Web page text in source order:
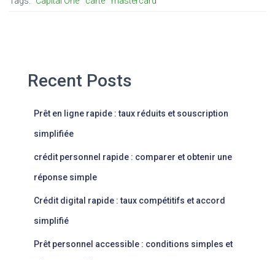
Recent Posts
Prêt en ligne rapide : taux réduits et souscription
simplifiée
crédit personnel rapide : comparer et obtenir une
réponse simple
Crédit digital rapide : taux compétitifs et accord
simplifié
Prêt personnel accessible : conditions simples et